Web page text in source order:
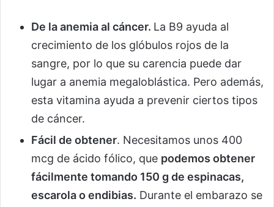
De la anemia al cáncer. La B9 ayuda al
crecimiento de los glóbulos rojos de la
sangre, por lo que su carencia puede dar
lugar a anemia megaloblástica. Pero además,
esta vitamina ayuda a prevenir ciertos tipos
de cáncer.
Fácil de obtener. Necesitamos unos 400
mcg de ácido fólico, que podemos obtener
fácilmente tomando 150 g de espinacas,
escarola o endibias. Durante el embarazo se